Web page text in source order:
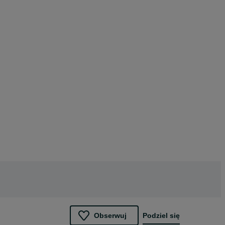
Obserwuj Podziel się